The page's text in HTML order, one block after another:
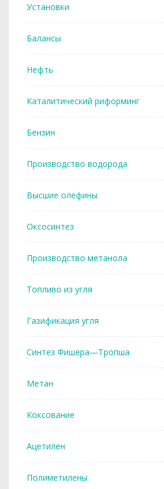
Установки
Балансы
Нефть
Каталитический риформинг
Бензин
Производство водорода
Высшие олефины
Оксосинтез
Производство метанола
Топливо из угля
Газификация угля
Синтез Фишера—Тропша
Метан
Коксование
Ацетилен
Полиметилены